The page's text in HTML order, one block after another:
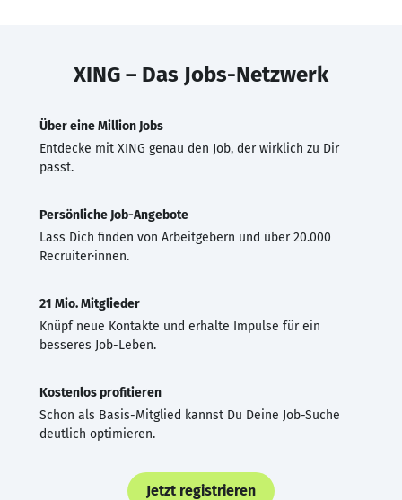
XING – Das Jobs-Netzwerk
Über eine Million Jobs
Entdecke mit XING genau den Job, der wirklich zu Dir
passt.
Persönliche Job-Angebote
Lass Dich finden von Arbeitgebern und über 20.000
Recruiter·innen.
21 Mio. Mitglieder
Knüpf neue Kontakte und erhalte Impulse für ein
besseres Job-Leben.
Kostenlos profitieren
Schon als Basis-Mitglied kannst Du Deine Job-Suche
deutlich optimieren.
Jetzt registrieren